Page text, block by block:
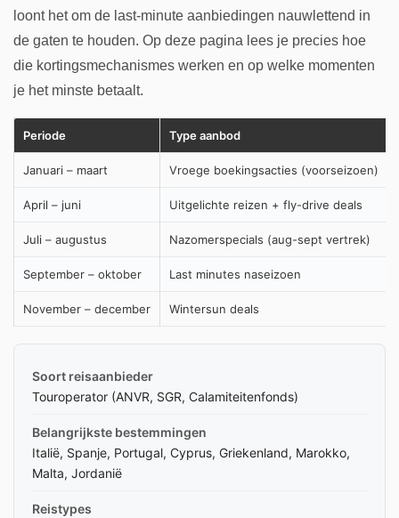
loont het om de last-minute aanbiedingen nauwlettend in
de gaten te houden. Op deze pagina lees je precies hoe
die kortingsmechanismes werken en op welke momenten
je het minste betaalt.
Periode Type aanbod
Januari – maart Vroege boekingsacties (voorseizoen)
April – juni Uitgelichte reizen + fly-drive deals
Juli – augustus Nazomerspecials (aug-sept vertrek)
September – oktober Last minutes naseizoen
November – december Wintersun deals
Soort reisaanbieder
Touroperator (ANVR, SGR, Calamiteitenfonds)
Belangrijkste bestemmingen
Italië, Spanje, Portugal, Cyprus, Griekenland, Marokko,
Malta, Jordanië
Reistypes